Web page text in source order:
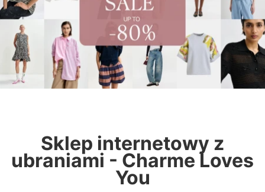
Sklep internetowy z
ubraniami - Charme Loves
You